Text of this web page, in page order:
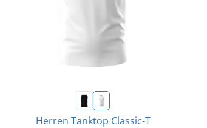
Herren Tanktop Classic-T